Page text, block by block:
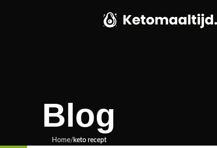
Blog
Home keto recept